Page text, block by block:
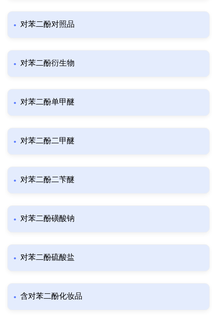
对苯二酚对照品
对苯二酚衍生物
对苯二酚单甲醚
对苯二酚二甲醚
对苯二酚二苄醚
对苯二酚磺酸钠
对苯二酚硫酸盐
含对苯二酚化妆品